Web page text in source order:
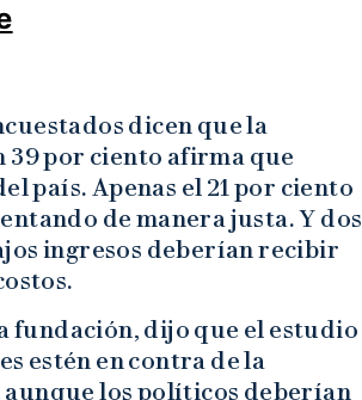
dicen que la
39 por ciento afirma que
país. Apenas el 21 por ciento
de manera justa. Y dos
ingresos deberían recibir
fundación, dijo que el estudio
estén en contra de la
aunque los políticos deberían